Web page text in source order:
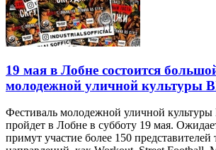
19 мая в Лобне состоится
молодежной уличной культуры
Фестиваль молодежной уличной
пройдет в Лобне в субботу 19 мая.
примут участие более 150